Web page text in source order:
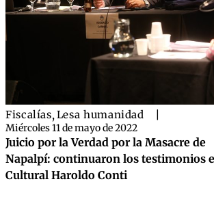
Fiscalías, Lesa humanidad
Miércoles 11 de mayo de 2022
Juicio por la Verdad por la Masacre de
Napalpí: continuaron los testimonios
Cultural Haroldo Conti